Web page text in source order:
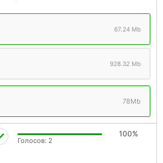
67.24 Mb
928.32 Mb
78Mb
100%
Голосов: 2